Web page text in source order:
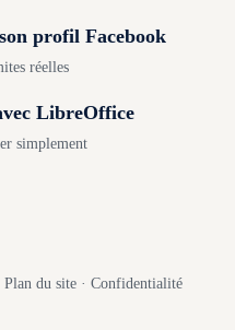
profil Facebook
réelles
LibreOffice
simplement
Plan du site · Confidentialité